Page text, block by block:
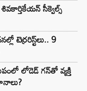
సీక్వెల్స్
టెర్రరిస్ట్‌లు.. 9
లోడెడ్ గన్‌తో వ్యక్తి